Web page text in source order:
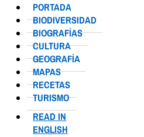
PORTADA
BIODIVERSIDAD
BIOGRAFÍAS
CULTURA
GEOGRAFÍA
MAPAS
RECETAS
TURISMO
READ IN
ENGLISH